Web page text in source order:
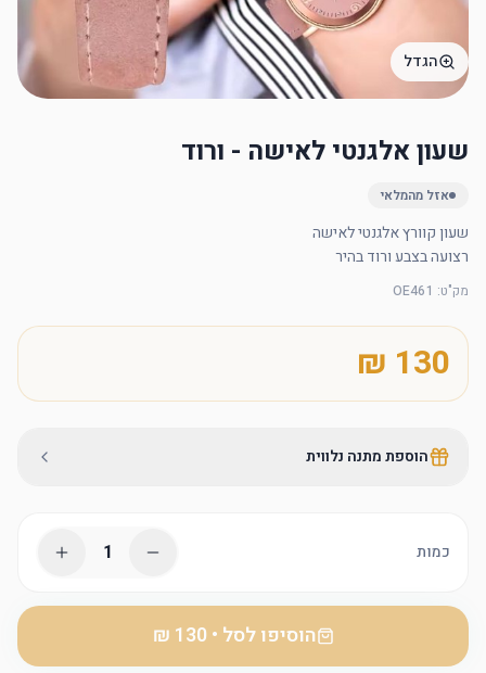
הגדל
שעון אלגנטי לאישה - ורוד
אזל מהמלאי
רצועה בצבע ורוד בהיר
מק"ט:
OE461
הוספת מתנה נלווית
כמות 1
הוסיפו לסל •
‏130 ₪